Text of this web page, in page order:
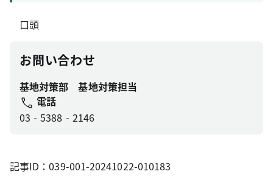
口頭
お問い合わせ
基地対策部 基地対策担当
電話
03‐5388‐2146
記事ID：039-001-20241022-010183